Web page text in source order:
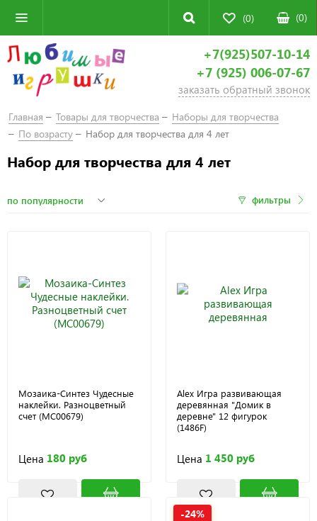
(0) (0)
+7(925)507-10-14
+7 (925) 006-07-67
заказать обратный звонок
Главная Товары для творчества
Наборы для творчества
По возрасту
Набор для творчества для 4 лет
Набор для творчества для 4 лет
фильтры
Мозаика-Синтез Чудесные
наклейки. Разноцветный
счет (МС00679)
Цена 180 руб
Alex Игра развивающая
деревянная "Домик в
деревне" 12 фигурок
(1486F)
Цена 1 450 руб
-24%